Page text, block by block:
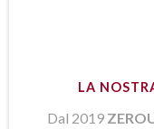
LA
Dal 2019